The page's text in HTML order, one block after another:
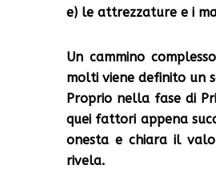
e) le attrezzature e i
Un cammino
molti viene definito un
Proprio nella fase di
quei fattori appena
onesta e chiara il
rivela.